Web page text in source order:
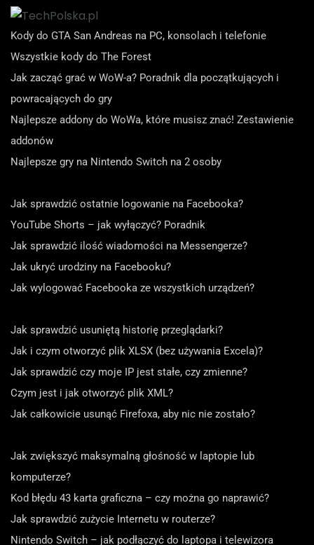
Kody do GTA San Andreas na PC, konsolach i telefonie
Wszystkie kody do The Forest
Jak zacząć grać w WoW-a? Poradnik dla początkujących i
powracających do gry
Najlepsze addony do WoWa, które musisz znać! Zestawienie
addonów
Najlepsze gry na Nintendo Switch na 2 osoby
Jak sprawdzić ostatnie logowanie na Facebooka?
YouTube Shorts – jak wyłączyć? Poradnik
Jak sprawdzić ilość wiadomości na Messengerze?
Jak ukryć urodziny na Facebooku?
Jak wylogować Facebooka ze wszystkich urządzeń?
Jak sprawdzić usuniętą historię przeglądarki?
Jak i czym otworzyć plik XLSX (bez używania Excela)?
Jak sprawdzić czy moje IP jest stałe, czy zmienne?
Czym jest i jak otworzyć plik XML?
Jak całkowicie usunąć Firefoxa, aby nic nie zostało?
Jak zwiększyć maksymalną głośność w laptopie lub
komputerze?
Kod błędu 43 karta graficzna – czy można go naprawić?
Jak sprawdzić zużycie Internetu w routerze?
Nintendo Switch – jak podłączyć do laptopa i telewizora